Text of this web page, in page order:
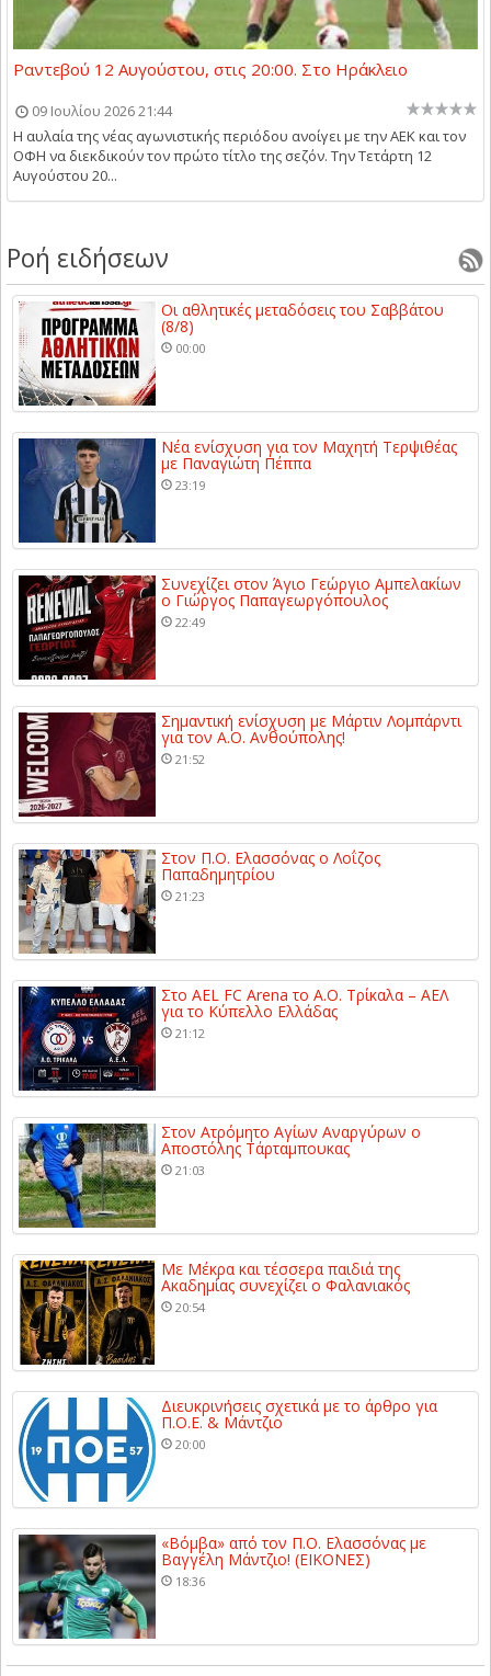
Ραντεβού 12 Αυγούστου, στις 20:00. Στο Ηράκλειο
09 Ιουλίου 2026 21:44
Η αυλαία της νέας αγωνιστικής περιόδου ανοίγει με την ΑΕΚ και τον
ΟΦΗ να διεκδικούν τον πρώτο τίτλο της σεζόν. Την Τετάρτη 12
Αυγούστου 20...
Ροή ειδήσεων
Οι αθλητικές μεταδόσεις του Σαββάτου
(8/8)
00:00
Νέα ενίσχυση για τον Μαχητή Τερψιθέας
με Παναγιώτη Πέππα
23:19
Συνεχίζει στον Άγιο Γεώργιο Αμπελακίων
ο Γιώργος Παπαγεωργόπουλος
22:49
Σημαντική ενίσχυση με Μάρτιν Λομπάρντι
για τον Α.Ο. Ανθούπολης!
21:52
Στον Π.Ο. Ελασσόνας ο Λοΐζος
Παπαδημητρίου
21:23
Στο AEL FC Arena το Α.Ο. Τρίκαλα – ΑΕΛ
για το Κύπελλο Ελλάδας
21:12
Στον Ατρόμητο Αγίων Αναργύρων ο
Αποστόλης Τάρταμπουκας
21:03
Με Μέκρα και τέσσερα παιδιά της
Ακαδημίας συνεχίζει ο Φαλανιακός
20:54
Διευκρινήσεις σχετικά με το άρθρο για
Π.Ο.Ε. & Μάντζιο
20:00
«Βόμβα» από τον Π.Ο. Ελασσόνας με
Βαγγέλη Μάντζιο! (ΕΙΚΟΝΕΣ)
18:36